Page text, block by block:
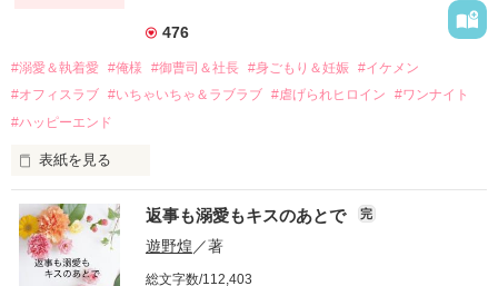
それから約十二年後。
過去の傷から、二度と会いたくないと思っていた哲平に
運命のような再会を果たす。
酔った勢いで一夜を共にしてしまった。
さらに、美桜が初めてだと知った哲平は
『責任をとる、結婚しよう』と真っ直ぐに告げてきた。
戸惑う美桜とは裏腹に、好きという気持ちを隠すことなく
甘やかしてくる。
そんなある日、哲平は美桜がストーカー被害に
476
#溺愛＆執着愛 #俺様 #御曹司＆社長 #身ごもり＆妊娠 #イケメン
#オフィスラブ #いちゃいちゃ＆ラブラブ #虐げられヒロイン
#ワンナイト
#ハッピーエンド
表紙を見る
おかしな噂を流されて前の職場でうまくいかなかった梅田美
桜は、海外で傷心旅行をしていたところ、日本人美青年と出会
い、酒の勢いもあり一夜限りの関係となる。
帰国後、美桜は新しい職場でワンナイトした美青年と再会。
返事も溺愛もキスのあとで 完
遊野煌／著
総文字数/112,403